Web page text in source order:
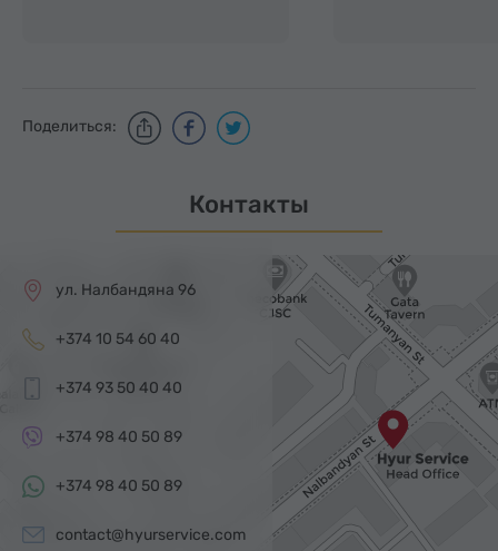
Поделиться:
Контакты
ул. Налбандяна 96
+374 10 54 60 40
+374 93 50 40 40
+374 98 40 50 89
+374 98 40 50 89
contact@hyurservice.com